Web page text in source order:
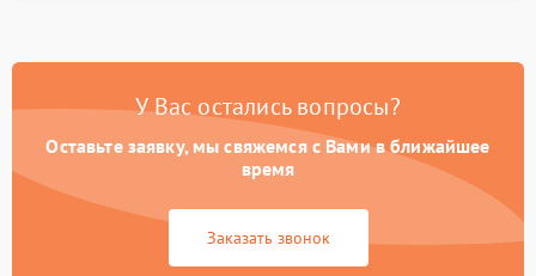
У Вас остались вопросы?
Оставьте заявку, мы свяжемся с Вами в ближайшее
время
Заказать звонок